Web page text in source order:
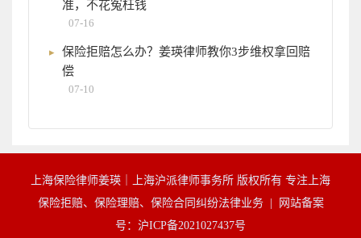
准，不花冤枉钱
07-16
保险拒赔怎么办？姜瑛律师教你3步维权拿回赔
偿
07-10
上海保险律师姜瑛｜上海沪派律师事务所 版权所有 专注上海
保险拒赔、保险理赔、保险合同纠纷法律业务 |
网站备案
号：沪ICP备2021027437号